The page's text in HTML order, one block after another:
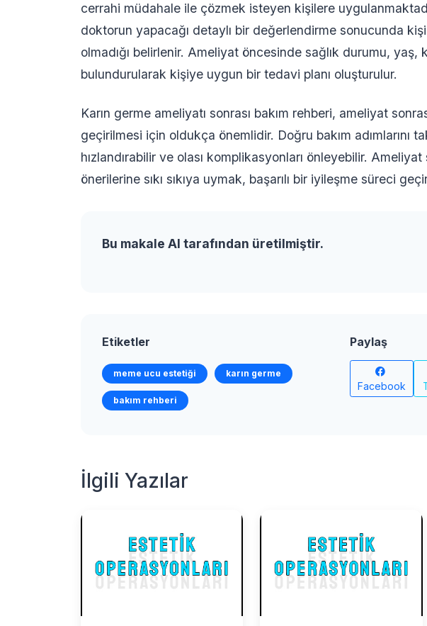
cerrahi müdahale ile çözmek isteyen kişilere
doktorun yapacağı detaylı bir değerlendirme sonucunda
olmadığı belirlenir. Ameliyat öncesinde sağlık durumu,
bulundurularak kişiye uygun bir tedavi planı oluşturulur.
Karın germe ameliyatı sonrası bakım rehberi, ameliyat
geçirilmesi için oldukça önemlidir. Doğru bakım adımlarını
hızlandırabilir ve olası komplikasyonları önleyebilir.
önerilerine sıkı sıkıya uymak, başarılı bir iyileşme süreci
Bu makale AI tarafından üretilmiştir.
Etiketler
meme ucu estetiği karın germe
bakım rehberi
Paylaş
Facebook
İlgili Yazılar